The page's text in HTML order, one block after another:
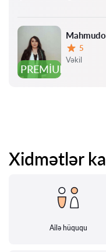
PREMIUM
Qiymət:
5
Vəkil
Xidmətlər
Ailə hüququ